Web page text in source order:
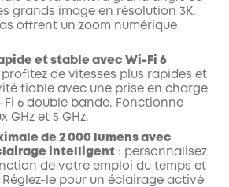
grands image en résolution 3K.
offrent un zoom numérique
et stable avec Wi-Fi 6
profitez de vitesses plus rapides et
fiable avec une prise en charge
6 double bande. Fonctionne
GHz et 5 GHz.
de 2 000 lumens avec
intelligent : personnalisez
de votre emploi du temps et
le pour un éclairage activé